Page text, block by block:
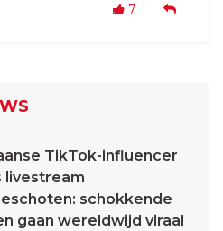
7
TikTok-influencer
livestream
schokkende
gaan wereldwijd viraal